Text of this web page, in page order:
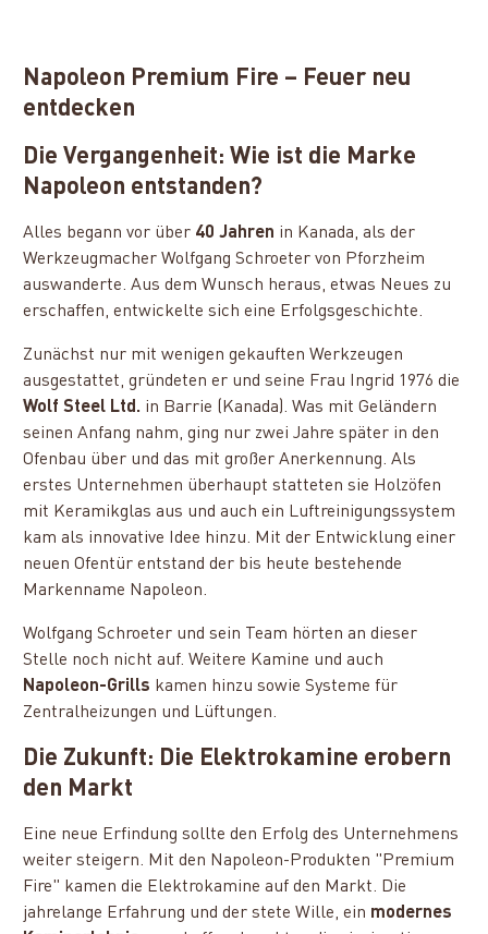
Napoleon Premium Fire – Feuer neu
entdecken
Die Vergangenheit: Wie ist die Marke
Napoleon entstanden?
Alles begann vor über 40 Jahren in Kanada, als der
Werkzeugmacher Wolfgang Schroeter von Pforzheim
auswanderte. Aus dem Wunsch heraus, etwas Neues zu
erschaffen, entwickelte sich eine Erfolgsgeschichte.
Zunächst nur mit wenigen gekauften Werkzeugen
ausgestattet, gründeten er und seine Frau Ingrid 1976 die
Wolf Steel Ltd. in Barrie (Kanada). Was mit Geländern
seinen Anfang nahm, ging nur zwei Jahre später in den
Ofenbau über und das mit großer Anerkennung. Als
erstes Unternehmen überhaupt statteten sie Holzöfen
mit Keramikglas aus und auch ein Luftreinigungssystem
kam als innovative Idee hinzu. Mit der Entwicklung einer
neuen Ofentür entstand der bis heute bestehende
Markenname Napoleon.
Wolfgang Schroeter und sein Team hörten an dieser
Stelle noch nicht auf. Weitere Kamine und auch
Napoleon-Grills kamen hinzu sowie Systeme für
Zentralheizungen und Lüftungen.
Die Zukunft: Die Elektrokamine erobern
den Markt
Eine neue Erfindung sollte den Erfolg des Unternehmens
weiter steigern. Mit den Napoleon-Produkten "Premium
Fire" kamen die Elektrokamine auf den Markt. Die
jahrelange Erfahrung und der stete Wille, ein modernes